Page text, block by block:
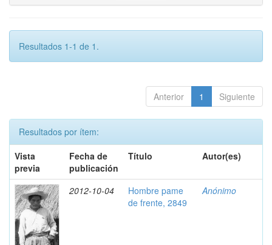
Resultados 1-1 de 1.
Anterior 1 Siguiente
Resultados por ítem:
Vista
previa
Fecha de
publicación
Título Autor(es)
2012-10-04
Hombre pame
de frente, 2849
Anónimo